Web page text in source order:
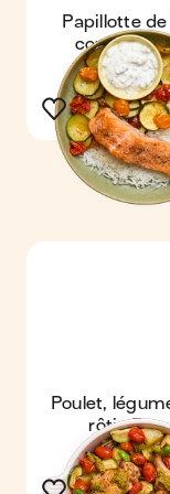
Papillotte
courgettes
Voir
Poulet,
rôtis &
Voir